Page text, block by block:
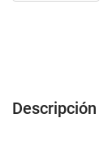
Descripción